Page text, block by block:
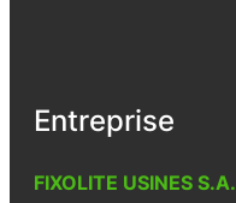
Entreprise
FIXOLITE USINES S.A.